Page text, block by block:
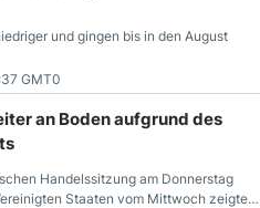
und gingen bis in den August
GMT0
an Boden aufgrund des
Handelssitzung am Donnerstag
Staaten vom Mittwoch zeigten,